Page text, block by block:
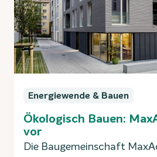
Energiewende & Bauen
Ökologisch Bauen:
vor
Die Baugemeinschaft